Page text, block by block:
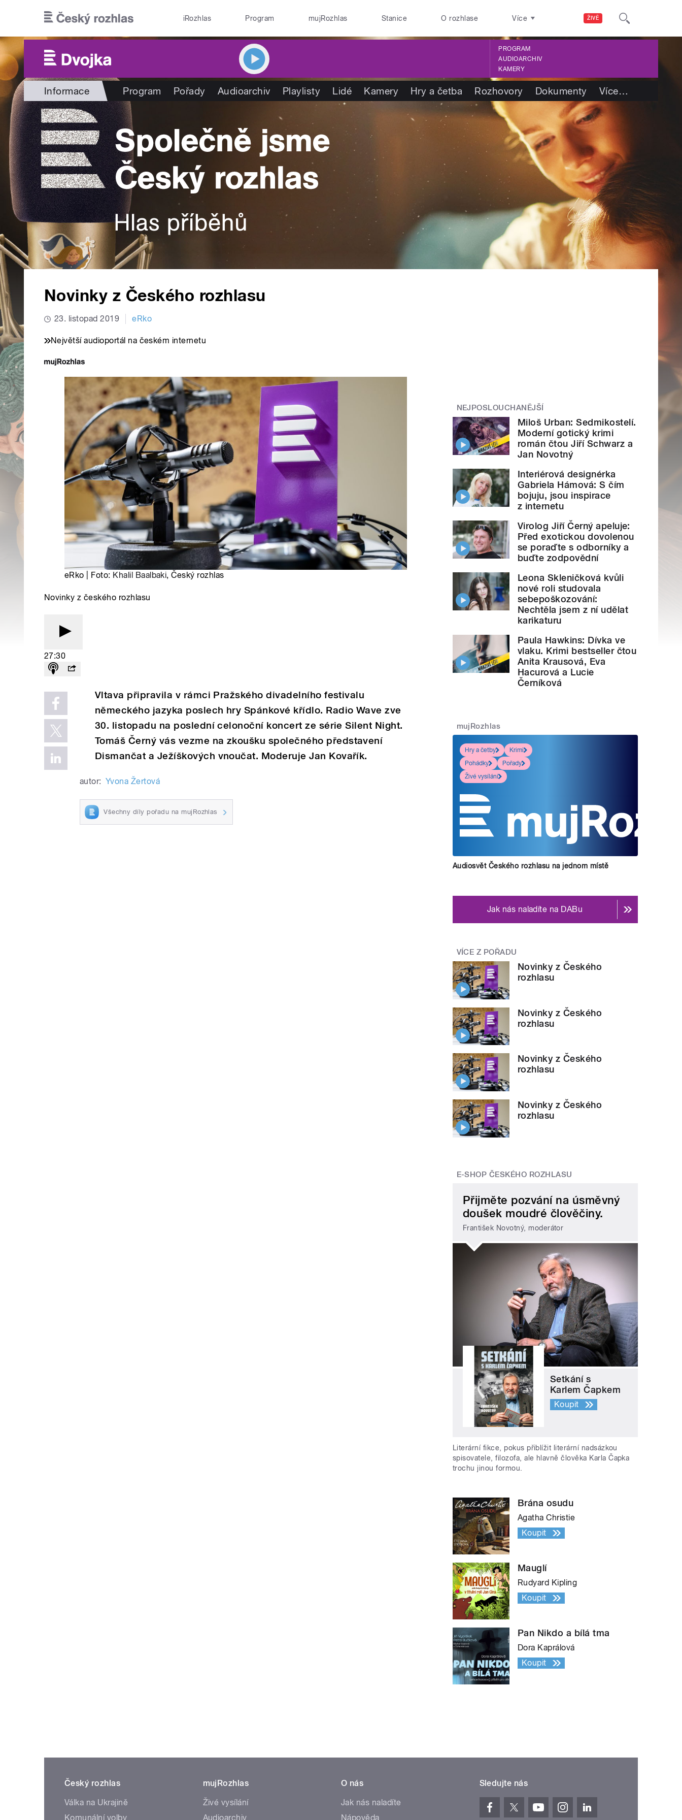
ŽIVĚ
iRozhlas Program mujRozhlas Stanice O rozhlase Více
PROGRAM
AUDIOARCHIV
KAMERY
Informace Program Pořady Audioarchiv Playlisty Lidé Kamery Hry a četba Rozhovory Dokumenty Více…
Novinky z Českého rozhlasu
23. listopad 2019 eRko
Největší audioportál na českém internetu
eRko | Foto: Khalil Baalbaki, Český rozhlas
Novinky z českého rozhlasu
27:30
Vltava připravila v rámci Pražského divadelního festivalu
německého jazyka poslech hry Spánkové křídlo. Radio Wave zve
30. listopadu na poslední celonoční koncert ze série Silent Night.
Tomáš Černý vás vezme na zkoušku společného představení
Dismančat a Ježíškových vnoučat. Moderuje Jan Kovařík.
autor: Yvona Žertová
Všechny díly pořadu na mujRozhlas
NEJPOSLOUCHANĚJŠÍ
Miloš Urban: Sedmikostelí.
Moderní gotický krimi
román čtou Jiří Schwarz a
Jan Novotný
Interiérová designérka
Gabriela Hámová: S čím
bojuju, jsou inspirace
z internetu
Virolog Jiří Černý apeluje:
Před exotickou dovolenou
se poraďte s odborníky a
buďte zodpovědní
Leona Skleničková kvůli
nové roli studovala
sebepoškozování:
Nechtěla jsem z ní udělat
karikaturu
Paula Hawkins: Dívka ve
vlaku. Krimi bestseller čtou
Anita Krausová, Eva
Hacurová a Lucie
Černíková
mujRozhlas
Hry a četby
Krimi
Pohádky
Pořady
Živé vysílání
Audiosvět Českého rozhlasu na jednom místě
Jak nás naladíte na DABu
VÍCE Z POŘADU
Novinky z Českého
rozhlasu
Novinky z Českého
rozhlasu
Novinky z Českého
rozhlasu
Novinky z Českého
rozhlasu
E-SHOP ČESKÉHO ROZHLASU
Přijměte pozvání na úsměvný
doušek moudré člověčiny.
František Novotný, moderátor
Setkání s
Karlem Čapkem
Koupit
Literární fikce, pokus přiblížit literární nadsázkou
spisovatele, filozofa, ale hlavně člověka Karla Čapka
trochu jinou formou.
Brána osudu
Agatha Christie
Koupit
Mauglí
Rudyard Kipling
Koupit
Pan Nikdo a bílá tma
Dora Kaprálová
Koupit
Český rozhlas
Válka na Ukrajině
Komunální volby
mujRozhlas
Živé vysílání
Audioarchiv
O nás
Jak nás naladíte
Nápověda
Sledujte nás